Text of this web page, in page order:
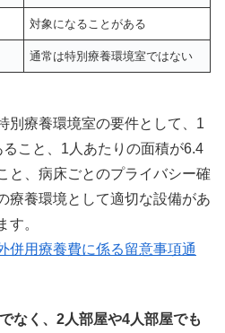
対象になることがある
通常は特別療養環境室ではない
別療養環境室の要件として、1
こと、1人あたりの面積が6.4
と、病床ごとのプライバシー確
療養環境として適切な設備があ
す。
併用療養費に係る留意事項通
なく、2人部屋や4人部屋でも